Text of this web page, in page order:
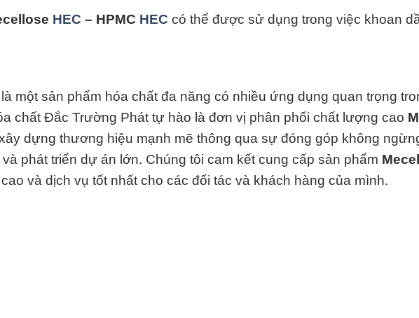
HEC – HPMC HEC có thể được sử dụng trong việc khoan
là một sản phẩm hóa chất đa năng có nhiều ứng dụng quan trọng
chất Đắc Trường Phát tự hào là đơn vị phân phối chất lượng cao
dựng thương hiệu mạnh mẽ thông qua sự đóng góp không
phát triển dự án lớn. Chúng tôi cam kết cung cấp sản phẩm
và dịch vụ tốt nhất cho các đối tác và khách hàng của mình.